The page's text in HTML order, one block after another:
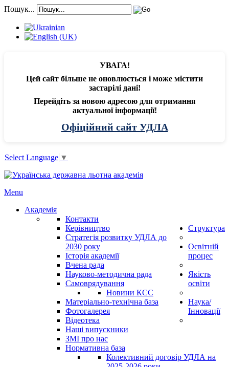
Пошук...
УВАГА!
Цей сайт більше не оновлюється і може містити
застарілі дані!
Перейдіть за новою адресою для отримання
актуальної інформації!
Офіційний сайт УДЛА
Select Language ▼
Menu
Академія
Контакти
Керівництво
Стратегія розвитку УДЛА до
2030 року
Історія академії
Вчена рада
Науково-методична рада
Самоврядування
Новини КСС
Матеріально-технічна база
Фотогалерея
Відеотека
Наші випускники
ЗМІ про нас
Нормативна база
Колективний договір УДЛА на
Структура
Освітній
процес
Якість
освіти
Наука/
Інновації